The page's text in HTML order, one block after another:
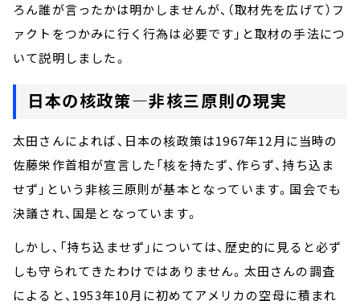
ろん誰が言ったかは明かしませんが、（取材先を広げて）フ
ァクトをつかみに行く行為は必要です」と取材の手法につ
いて説明しました。
日本の核政策―非核三原則の現実
太田さんによれば、日本の核政策は1967年12月に当時の
佐藤栄作首相が宣言した「核を持たず、作らず、持ち込ま
せず」という非核三原則が基本となっています。国会でも
決議され、国是となっています。
しかし、「持ち込ませず」については、歴史的に見ると必ず
しも守られてきたわけではありません。太田さんの調査
によると、1953年10月に初めてアメリカの空母に積まれ